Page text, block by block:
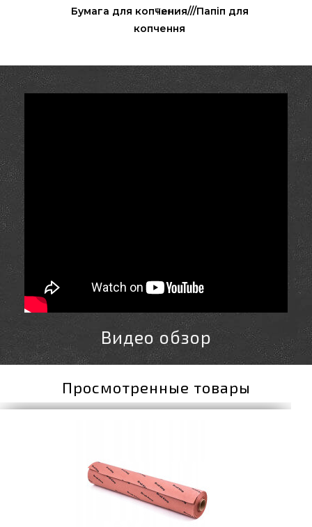
Тип :
Бумага для копчения///Папіп для
копчення
Видео обзор
Просмотренные товары